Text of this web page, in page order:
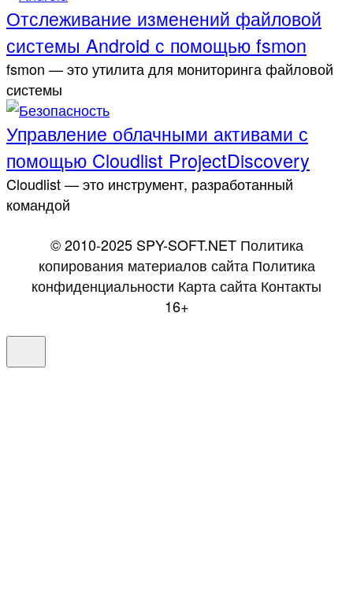
Отслеживание изменений файловой
системы Android с помощью fsmon
fsmon — это утилита для мониторинга файловой
системы
Управление облачными активами с
помощью Cloudlist ProjectDiscovery
Cloudlist — это инструмент, разработанный
командой
© 2010-2025 SPY-SOFT.NET Политика
копирования материалов сайта Политика
конфиденциальности Карта сайта Контакты
16+